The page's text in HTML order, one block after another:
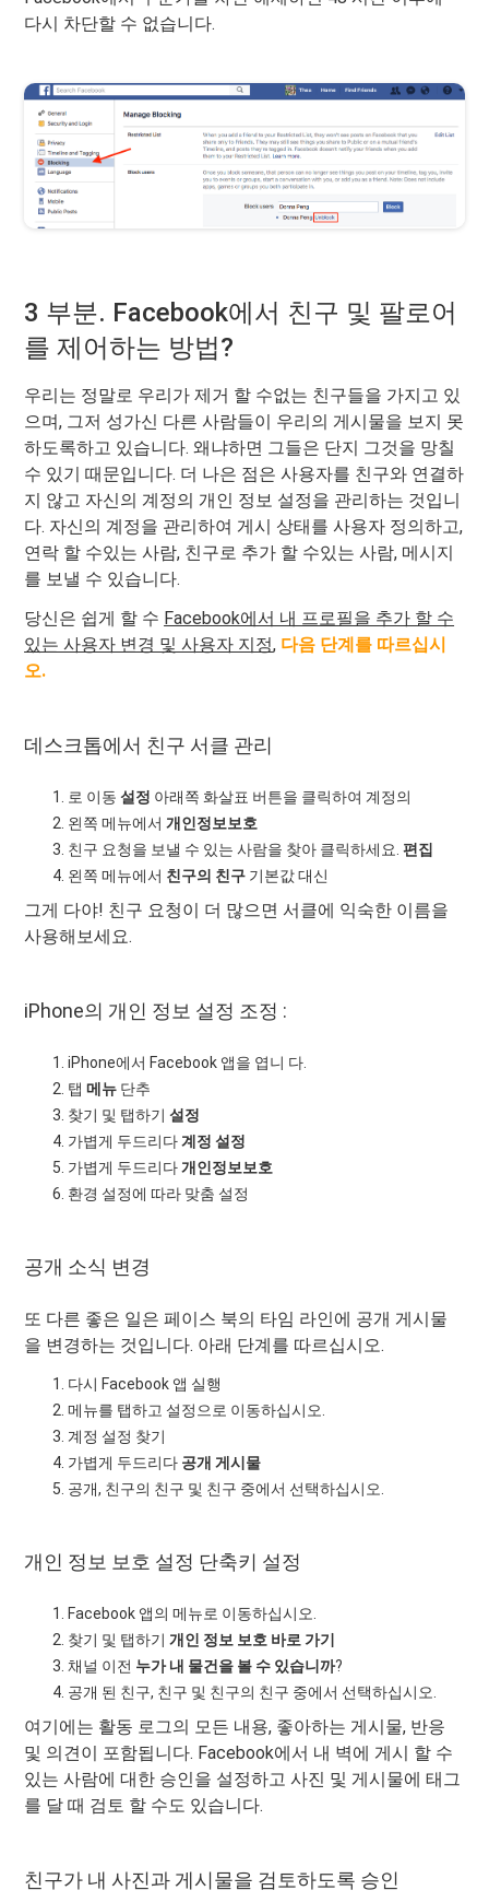
다시 차단할 수 없습니다.
3 부분. Facebook에서 친구 및 팔로어
를 제어하는 ​​방법?
우리는 정말로 우리가 제거 할 수없는 친구들을 가지고 있
으며, 그저 성가신 다른 사람들이 우리의 게시물을 보지 못
하도록하고 있습니다. 왜냐하면 그들은 단지 그것을 망칠
수 있기 때문입니다. 더 나은 점은 사용자를 친구와 연결하
지 않고 자신의 계정의 개인 정보 설정을 관리하는 것입니
다. 자신의 계정을 관리하여 게시 상태를 사용자 정의하고,
연락 할 수있는 사람, 친구로 추가 할 수있는 사람, 메시지
를 보낼 수 있습니다.
당신은 쉽게 할 수 Facebook에서 내 프로필을 추가 ​​할 수
있는 사용자 변경 및 사용자 지정, 다음 단계를 따르십시
오.
데스크톱에서 친구 서클 관리
로 이동설정 아래쪽 화살표 버튼을 클릭하여 계정의
왼쪽 메뉴에서개인정보보호
친구 요청을 보낼 수 있는 사람을 찾아 클릭하세요.편집
왼쪽 메뉴에서 친구의 친구 기본값 대신
그게 다야! 친구 요청이 더 많으면 서클에 익숙한 이름을
사용해보세요.
iPhone의 개인 정보 설정 조정 :
iPhone에서 Facebook 앱을 엽니 다.
탭메뉴 단추
찾기 및 탭하기설정
가볍게 두드리다계정 설정
가볍게 두드리다개인정보보호
환경 설정에 따라 맞춤 설정
공개 소식 변경
또 다른 좋은 일은 페이스 북의 타임 라인에 공개 게시물
을 변경하는 것입니다. 아래 단계를 따르십시오.
다시 Facebook 앱 실행
메뉴를 탭하고 설정으로 이동하십시오.
계정 설정 찾기
가볍게 두드리다 공개 게시물
공개, 친구의 친구 및 친구 중에서 선택하십시오.
개인 정보 보호 설정 단축키 설정
Facebook 앱의 메뉴로 이동하십시오.
찾기 및 탭하기개인 정보 보호 바로 가기
채널 이전 누가 내 물건을 볼 수 있습니까?
공개 된 친구, 친구 및 친구의 친구 중에서 선택하십시오.
여기에는 활동 로그의 모든 내용, 좋아하는 게시물, 반응
및 의견이 포함됩니다. Facebook에서 내 벽에 게시 할 수
있는 사람에 대한 승인을 설정하고 사진 및 게시물에 태그
를 달 때 검토 할 수도 있습니다.
친구가 내 사진과 게시물을 검토하도록 승인